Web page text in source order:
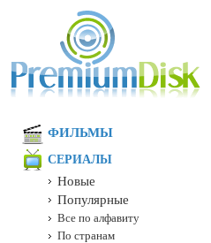
ФИЛЬМЫ
СЕРИАЛЫ
Новые
Популярные
Все по алфавиту
По странам